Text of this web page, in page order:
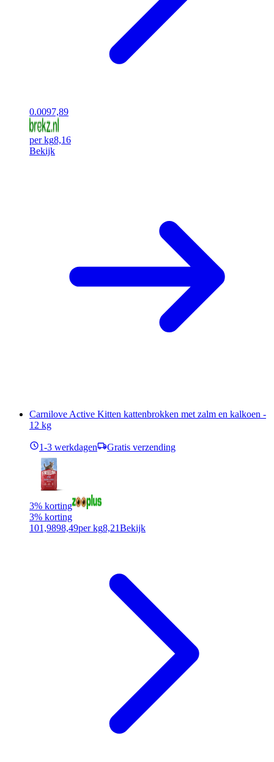
0.0097,89
per kg8,16
Bekijk
Carnilove Active Kitten kattenbrokken met zalm en kalkoen -
12 kg
1-3 werkdagen Gratis verzending
3% korting
3% korting
101,9898,49per kg8,21Bekijk